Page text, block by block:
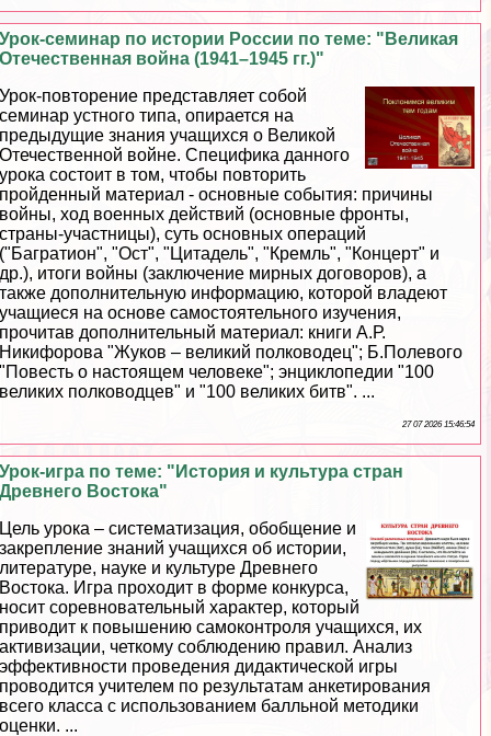
Урок-семинар по истории России по теме: "Великая
Отечественная война (1941–1945 гг.)"
Урок-повторение представляет собой
семинар устного типа, опирается на
предыдущие знания учащихся о Великой
Отечественной войне. Специфика данного
урока состоит в том, чтобы повторить
пройденный материал - основные события: причины
войны, ход военных действий (основные фронты,
страны-участницы), суть основных операций
("Багратион", "Ост", "Цитадель", "Кремль", "Концерт" и
др.), итоги войны (заключение мирных договоров), а
также дополнительную информацию, которой владеют
учащиеся на основе самостоятельного изучения,
прочитав дополнительный материал: книги А.Р.
Никифорова "Жуков – великий полководец"; Б.Полевого
"Повесть о настоящем человеке"; энциклопедии "100
великих полководцев" и "100 великих битв". ...
27 07 2026 15:46:54
Урок-игра по теме: "История и культура стран
Древнего Востока"
Цель урока – систематизация, обобщение и
закрепление знаний учащихся об истории,
литературе, науке и культуре Древнего
Востока. Игра проходит в форме конкурса,
носит соревновательный хаpaктер, который
приводит к повышению самоконтроля учащихся, их
активизации, четкому соблюдению правил. Анализ
эффективности проведения дидактической игры
проводится учителем по результатам анкетирования
всего класса с использованием балльной методики
оценки. ...